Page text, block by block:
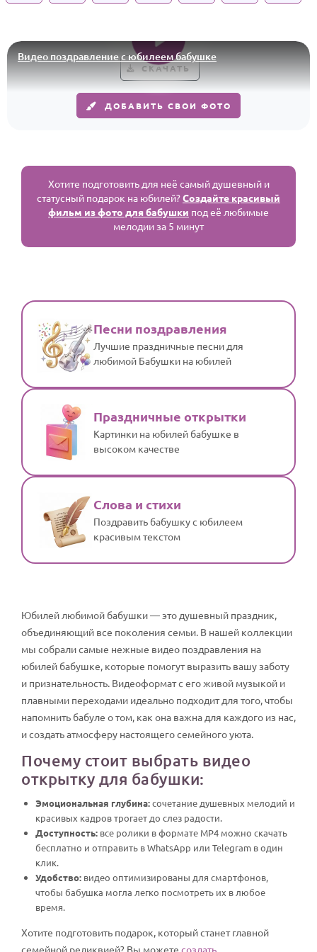
Календарь праздников
Детям
Все родственники
По именам
По годам
Видео поздравление с юбилеем бабушке
СКАЧАТЬ
ДОБАВИТЬ СВОИ ФОТО
Хотите подготовить для неё самый душевный и
статусный подарок на юбилей?Создайте красивый
фильм из фото для бабушки под её любимые
мелодии за 5 минут
Песни поздравления
Лучшие праздничные песни для
любимой Бабушки на юбилей
Праздничные открытки
Картинки на юбилей бабушке в
высоком качестве
Слова и стихи
Поздравить бабушку с юбилеем
красивым текстом
Юбилей любимой бабушки — это душевный праздник,
объединяющий все поколения семьи. В нашей коллекции
мы собрали самые нежные видео поздравления на
юбилей бабушке, которые помогут выразить вашу заботу
и признательность. Видеоформат с его живой музыкой и
плавными переходами идеально подходит для того, чтобы
напомнить бабуле о том, как она важна для каждого из нас,
и создать атмосферу настоящего семейного уюта.
Почему стоит выбрать видео
открытку для бабушки:
Эмоциональная глубина:сочетание душевных мелодий и
красивых кадров трогает до слез радости.
Доступность: все ролики в формате MP4 можно скачать
бесплатно и отправить в WhatsApp или Telegram в один
клик.
Удобство: видео оптимизированы для смартфонов,
чтобы бабушка могла легко посмотреть их в любое
время.
Хотите подготовить подарок, который станет главной
семейной реликвией? Вы можете создать